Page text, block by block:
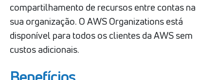
compartilhamento de recursos entre contas na
sua organização. O AWS Organizations está
disponível para todos os clientes da AWS sem
custos adicionais.